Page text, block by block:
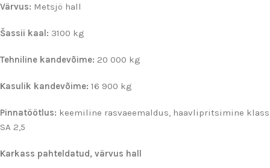
Värvus: Metsjö hall
Šassii kaal: 3100 kg
Tehniline kandevõime: 20 000 kg
Kasulik kandevõime: 16 900 kg
Pinnatöötlus: keemiline rasvaeemaldus, haavlipritsimine klass
SA 2,5
Karkass pahteldatud, värvus hall